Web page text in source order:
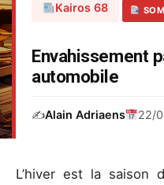
Kairos 68
Envahissement
automobile
✍️Alain Adriaens 22/
L’hiver est la saison